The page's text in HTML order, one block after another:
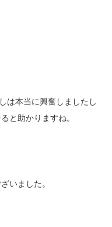
は本当に興奮しましたし
と助かりますね。
いました。